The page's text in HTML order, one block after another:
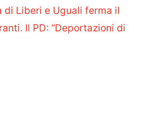
di Liberi e Uguali ferma il
Il PD: “Deportazioni di